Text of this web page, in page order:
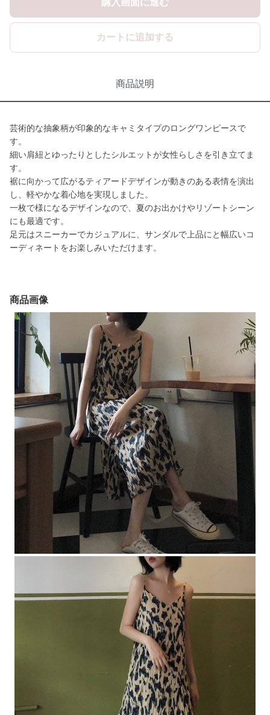
購入画面に進む
カートに追加する
商品説明
芸術的な抽象柄が印象的なキャミタイプのロングワンピースで
す。
細い肩紐とゆったりとしたシルエットが女性らしさを引き立てま
す。
裾に向かって広がるティアードデザインが動きのある表情を演出
し、軽やかな着心地を実現しました。
一枚で様になるデザインなので、夏のお出かけやリゾートシーン
にも最適です。
足元はスニーカーでカジュアルに、サンダルで上品にと幅広いコ
ーディネートをお楽しみいただけます。
商品画像